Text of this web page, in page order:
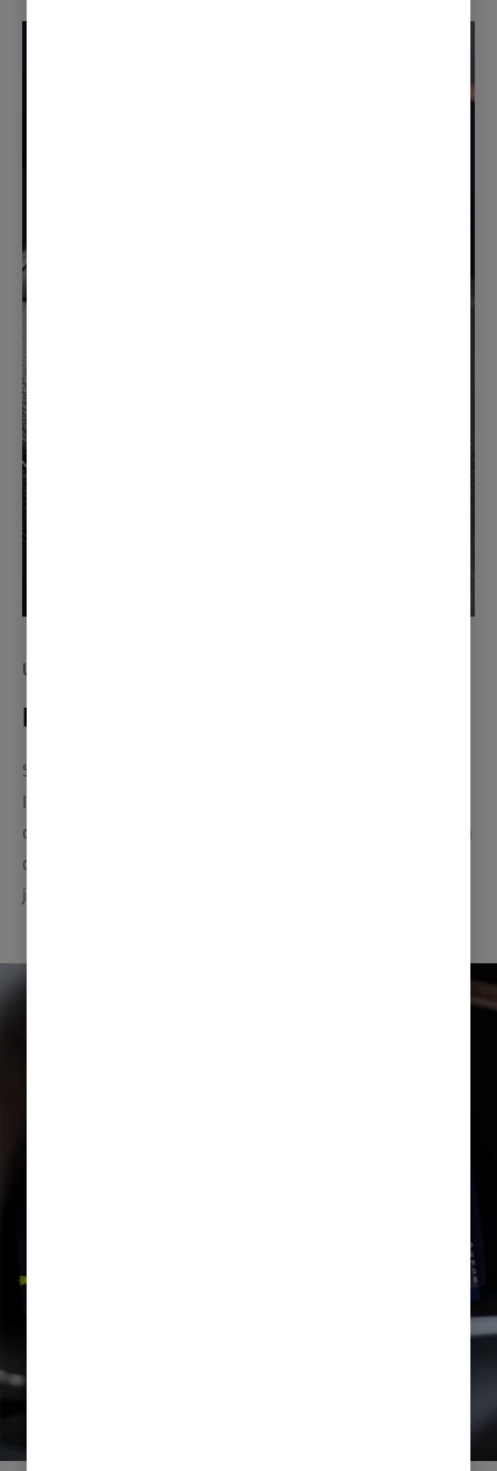
UTVALG AV INTERIØRSTOFFER ELLER SKINN
Din komfort er vår prioritet
Setene i ASX er designet for maksimal støtte.
Interiøret er tilgjengelig i slitesterkt stoff og har
detaljerte sømmer. For en ekstra følelse av luksus, kan
du velge skinn. Du har også mulighet for elektrisk
justerbart førersete med manuell korsryggstøtte.